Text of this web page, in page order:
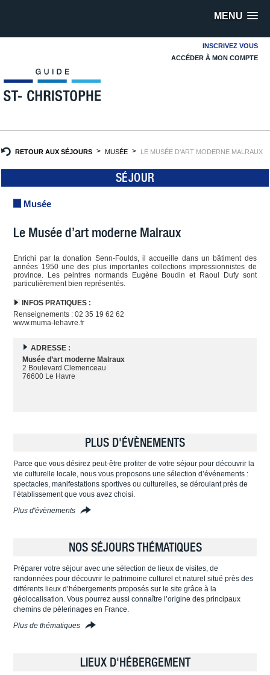
MENU
INSCRIVEZ VOUS
ACCÉDER À MON COMPTE
RETOUR AUX SÉJOURS MUSÉE LE MUSÉE D’ART MODERNE MALRAUX
SÉJOUR
Musée
Le Musée d’art moderne Malraux
Enrichi par la donation Senn-Foulds, il accueille dans un bâtiment des
années 1950 une des plus importantes collections impressionnistes de
province. Les peintres normands Eugène Boudin et Raoul Dufy sont
particulièrement bien représentés.
INFOS PRATIQUES :
Renseignements : 02 35 19 62 62
www.muma-lehavre.fr
ADRESSE :
Musée d’art moderne Malraux
2 Boulevard Clemenceau
76600 Le Havre
PLUS D'ÉVÈNEMENTS
Parce que vous désirez peut-être profiter de votre séjour pour découvrir la
vie culturelle locale, nous vous proposons une sélection d’événements :
spectacles, manifestations sportives ou culturelles, se déroulant près de
l’établissement que vous avez choisi.
Plus d'évènements
NOS SÉJOURS THÉMATIQUES
Préparer votre séjour avec une sélection de lieux de visites, de
randonnées pour découvrir le patrimoine culturel et naturel situé près des
différents lieux d’hébergements proposés sur le site grâce à la
géolocalisation. Vous pourrez aussi connaître l’origine des principaux
chemins de pèlerinages en France.
Plus de thématiques
LIEUX D'HÉBERGEMENT